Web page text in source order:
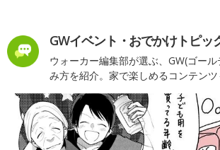
GWイベント・おでかけトピッ
ウォーカー編集部が選ぶ、GW(ゴー
み方を紹介。家で楽しめるコンテンツ